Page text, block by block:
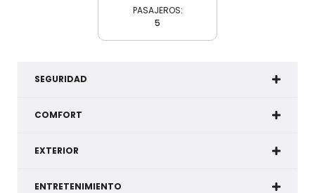
PASAJEROS:
5
SEGURIDAD
COMFORT
EXTERIOR
ENTRETENIMIENTO